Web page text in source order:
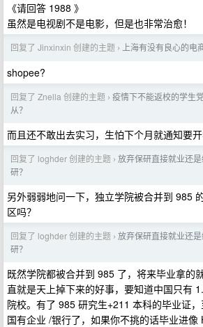
《请回答 1988 》
虽然是电视剧不是电影，但是也非常治愈！
回复了 Jinxinxin 创建的主题 › 上海有没有良心的电
shopee?
回复了 Znella 创建的主题 › 疫情下不能返校的学生
从？
而且还不敢出去实习，生怕下个月就通知要
回复了 loghder 创建的主题 › 放弃保研直接就业还
研？
另外弱弱地问一下，独立学院被合并到 985
区吗？
回复了 loghder 创建的主题 › 放弃保研直接就业还
研？
既然学院都被合并到 985 了，将来毕业拿的
直就是天上掉下来的好事，要知道中国只有
院校。有了 985 研究生+211 本科的毕业证
国有企业 /银行了，如果你不挑的话毕业进